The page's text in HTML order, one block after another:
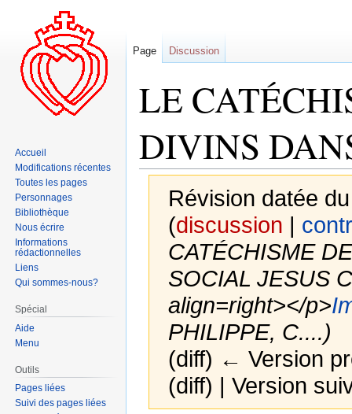
LE
DIVINS
Révision datée
(discussion |
CATÉCHISME
SOCIAL JESUS
align=right></p>
PHILIPPE, C....)
(diff) ← Version
(diff) | Version
Page Discussion
Accueil
Modifications récentes
Toutes les pages
Personnages
Bibliothèque
Nous écrire
Informations
rédactionnelles
Liens
Qui sommes-nous?
Spécial
Aide
Menu
Outils
Pages liées
Suivi des pages liées